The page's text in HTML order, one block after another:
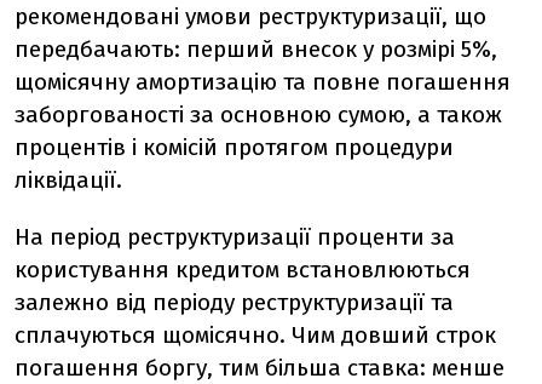
рекомендовані умови реструктуризації, що
передбачають: перший внесок у розмірі 5%,
щомісячну амортизацію та повне погашення
заборгованості за основною сумою, а також
процентів і комісій протягом процедури
ліквідації.
На період реструктуризації проценти за
користування кредитом встановлюються
залежно від періоду реструктуризації та
сплачуються щомісячно. Чим довший строк
погашення боргу, тим більша ставка: менше